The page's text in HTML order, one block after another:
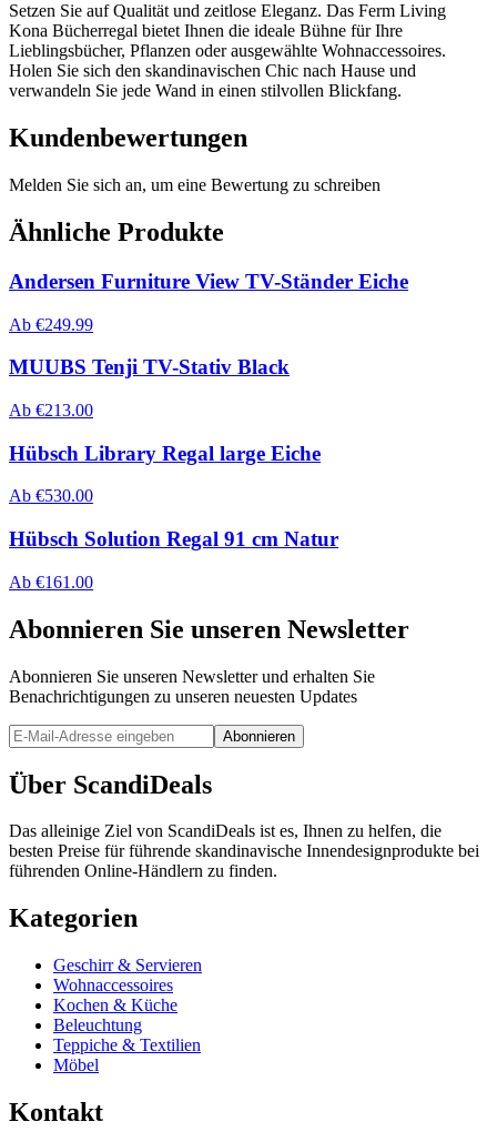
Setzen Sie auf Qualität und zeitlose Eleganz. Das Ferm Living
Kona Bücherregal bietet Ihnen die ideale Bühne für Ihre
Lieblingsbücher, Pflanzen oder ausgewählte Wohnaccessoires.
Holen Sie sich den skandinavischen Chic nach Hause und
verwandeln Sie jede Wand in einen stilvollen Blickfang.
Kundenbewertungen
Melden Sie sich an, um eine Bewertung zu schreiben
Ähnliche Produkte
Andersen Furniture View TV-Ständer Eiche
Ab €249.99
MUUBS Tenji TV-Stativ Black
Ab €213.00
Hübsch Library Regal large Eiche
Ab €530.00
Hübsch Solution Regal 91 cm Natur
Ab €161.00
Abonnieren Sie unseren Newsletter
Abonnieren Sie unseren Newsletter und erhalten Sie
Benachrichtigungen zu unseren neuesten Updates
Abonnieren
Über ScandiDeals
Das alleinige Ziel von ScandiDeals ist es, Ihnen zu helfen, die
besten Preise für führende skandinavische Innendesignprodukte bei
führenden Online-Händlern zu finden.
Kategorien
Geschirr & Servieren
Wohnaccessoires
Kochen & Küche
Beleuchtung
Teppiche & Textilien
Möbel
Kontakt